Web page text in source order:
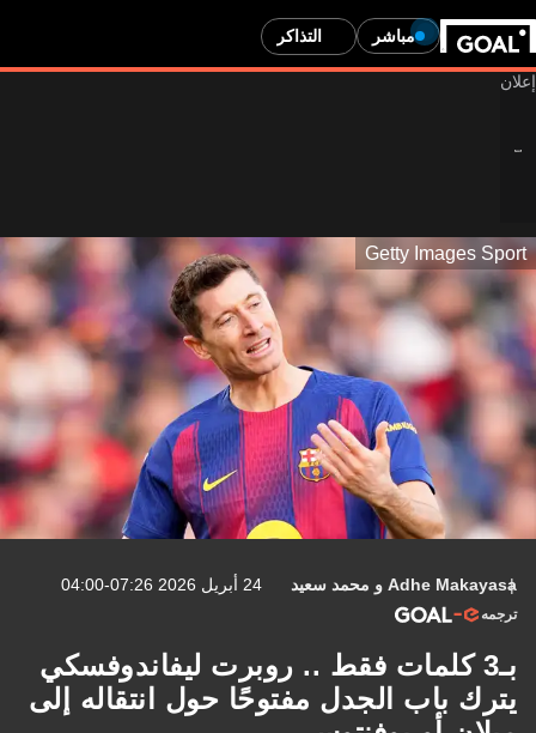
مباشر التذاكر
Getty
Adheو محمد سعيد 24 أبريل 2026 07:26-04:00
كلمات فقط .. روبرت ليفاندوفسكي
باب الجدل مفتوحًا حول انتقاله إلى